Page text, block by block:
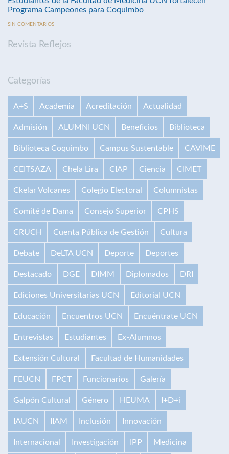
Programa Campeones para Coquimbo
SIN COMENTARIOS
Revista Reflejos
Categorías
A+S Academia Acreditación Actualidad
Admisión ALUMNI UCN Beneficios Biblioteca
Biblioteca Coquimbo Campus Sustentable CAVIME
CEITSAZA Chela Lira CIAP Ciencia CIMET
Ckelar Volcanes Colegio Electoral Columnistas
Comité de Dama Consejo Superior CPHS
CRUCH Cuenta Pública de Gestión Cultura
Debate DeLTA UCN Deporte Deportes
Destacado DGE DIMM Diplomados DRI
Ediciones Universitarias UCN Editorial UCN
Educación Encuentros UCN Encuéntrate UCN
Entrevistas Estudiantes Ex-Alumnos
Extensión Cultural Facultad de Humanidades
FEUCN FPCT Funcionarios Galería
Galpón Cultural Género HEUMA I+D+i
IAUCN IIAM Inclusión Innovación
Internacional Investigación IPP Medicina